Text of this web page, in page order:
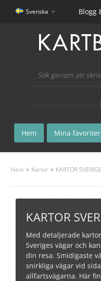
Svenska Blogg
Hem Mina favoriter
Hem » Kartor » KARTOR SVERIGE
KARTOR
Med detaljerade
Sveriges vägar och
din resa. Smidigaste
snirkliga vägar vid
allfartsvägarna. Här